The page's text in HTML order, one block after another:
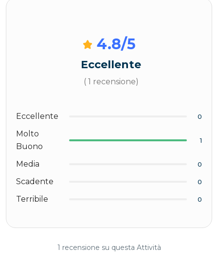
4.8/5
Eccellente
( 1 recensione)
Eccellente 0
Molto
Buono
1
Media 0
Scadente 0
Terribile 0
1 recensione su questa Attività